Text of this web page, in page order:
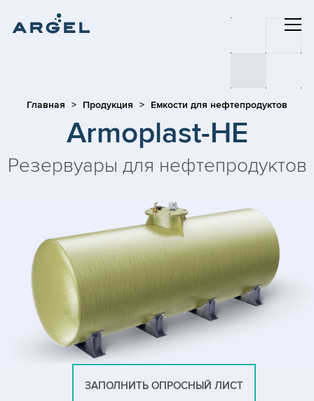
Главная Продукция Емкости для нефтепродуктов
Armoplast-HE
Резервуары для нефтепродуктов
ЗАПОЛНИТЬ ОПРОСНЫЙ ЛИСТ